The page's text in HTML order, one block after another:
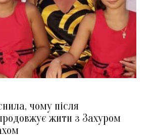
чому після
жити з Захуром